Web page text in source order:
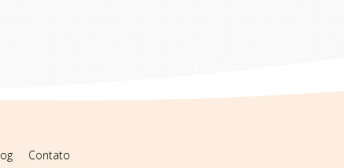
Contato